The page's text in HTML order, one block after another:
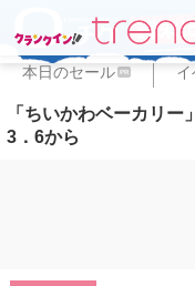
本日のセール PR イ
「ちいかわベーカリ
3．6から